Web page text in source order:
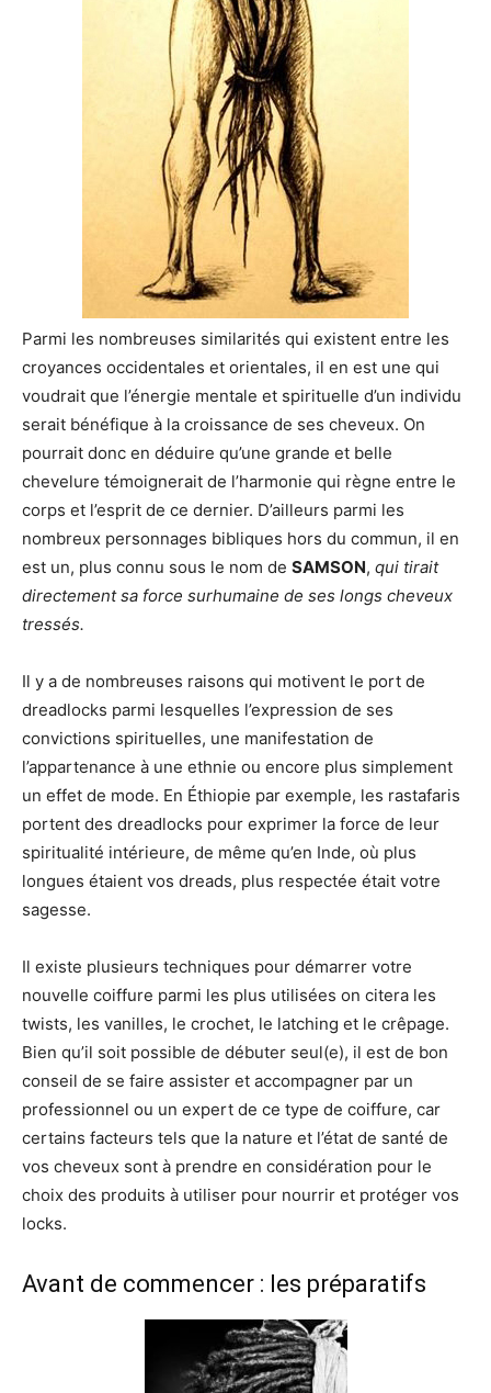
Parmi les nombreuses similarités qui existent entre les
croyances occidentales et orientales, il en est une qui
voudrait que l’énergie mentale et spirituelle d’un individu
serait bénéfique à la croissance de ses cheveux. On
pourrait donc en déduire qu’une grande et belle
chevelure témoignerait de l’harmonie qui règne entre le
corps et l’esprit de ce dernier. D’ailleurs parmi les
nombreux personnages bibliques hors du commun, il en
est un, plus connu sous le nom de SAMSON, qui tirait
directement sa force surhumaine de ses longs cheveux
tressés.
Il y a de nombreuses raisons qui motivent le port de
dreadlocks parmi lesquelles l’expression de ses
convictions spirituelles, une manifestation de
l’appartenance à une ethnie ou encore plus simplement
un effet de mode. En Éthiopie par exemple, les rastafaris
portent des dreadlocks pour exprimer la force de leur
spiritualité intérieure, de même qu’en Inde, où plus
longues étaient vos dreads, plus respectée était votre
sagesse.
Il existe plusieurs techniques pour démarrer votre
nouvelle coiffure parmi les plus utilisées on citera les
twists, les vanilles, le crochet, le latching et le crêpage.
Bien qu’il soit possible de débuter seul(e), il est de bon
conseil de se faire assister et accompagner par un
professionnel ou un expert de ce type de coiffure, car
certains facteurs tels que la nature et l’état de santé de
vos cheveux sont à prendre en considération pour le
choix des produits à utiliser pour nourrir et protéger vos
locks.
Avant de commencer : les préparatifs